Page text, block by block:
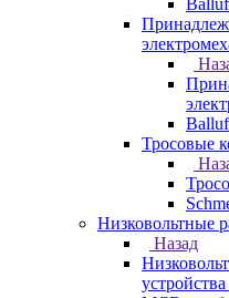
Тросовые
Низковольтные
Назад
устройства